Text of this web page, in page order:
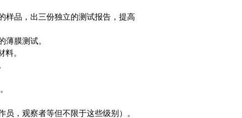
品，出三份独立的测试报告，提高
膜测试。
。
，观察者等但不限于这些级别）。